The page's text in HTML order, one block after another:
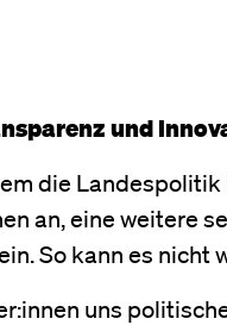
und
die
an, eine weitere
So kann es nicht
uns